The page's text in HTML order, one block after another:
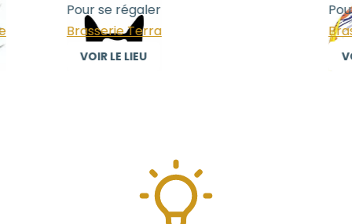
Pour se régaler
Brasserie Terra
VOIR LE LIEU